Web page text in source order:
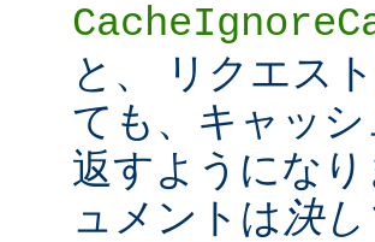
と、 リクエス
ても、キャッ
返すようにな
ュメントは 決